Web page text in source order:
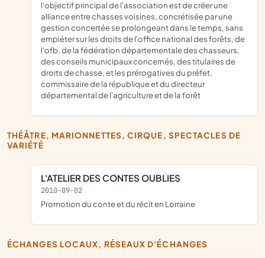
l'objectif principal de l'association est de créer une
alliance entre chasses voisines, concrétisée par une
gestion concertée se prolongeant dans le temps, sans
empiéter sur les droits de l'office national des forêts, de
l'ofb, de la fédération départementale des chasseurs,
des conseils municipaux concernés, des titulaires de
droits de chasse, et les prérogatives du préfet,
commissaire de la république et du directeur
départemental de l'agriculture et de la forêt
THÉÂTRE, MARIONNETTES, CIRQUE, SPECTACLES DE
VARIÉTÉ
L'ATELIER DES CONTES OUBLIES
2010-09-02
promotion du conte et du récit en Lorraine
ÉCHANGES LOCAUX, RÉSEAUX D'ÉCHANGES